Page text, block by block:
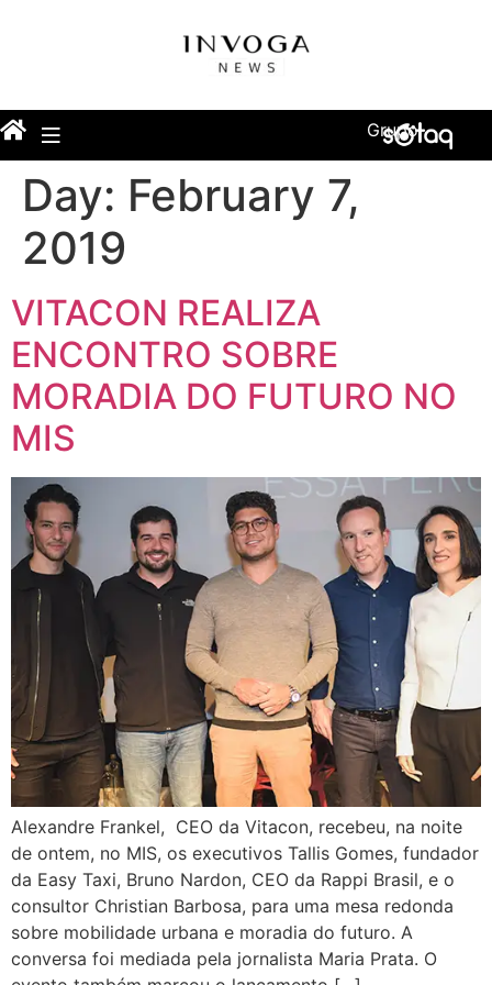
Grupo
Day: February 7,
2019
VITACON REALIZA
ENCONTRO SOBRE
MORADIA DO FUTURO NO
MIS
Alexandre Frankel, CEO da Vitacon, recebeu, na noite
de ontem, no MIS, os executivos Tallis Gomes, fundador
da Easy Taxi, Bruno Nardon, CEO da Rappi Brasil, e o
consultor Christian Barbosa, para uma mesa redonda
sobre mobilidade urbana e moradia do futuro. A
conversa foi mediada pela jornalista Maria Prata. O